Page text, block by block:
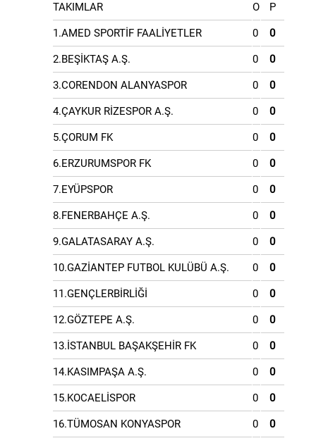
TAKIMLAR O P
1.AMED SPORTİF FAALİYETLER 0 0
2.BEŞİKTAŞ A.Ş. 0 0
3.CORENDON ALANYASPOR 0 0
4.ÇAYKUR RİZESPOR A.Ş. 0 0
5.ÇORUM FK 0 0
6.ERZURUMSPOR FK 0 0
7.EYÜPSPOR 0 0
8.FENERBAHÇE A.Ş. 0 0
9.GALATASARAY A.Ş. 0 0
10.GAZİANTEP FUTBOL KULÜBÜ A.Ş. 0 0
11.GENÇLERBİRLİĞİ 0 0
12.GÖZTEPE A.Ş. 0 0
13.İSTANBUL BAŞAKŞEHİR FK 0 0
14.KASIMPAŞA A.Ş. 0 0
15.KOCAELİSPOR 0 0
16.TÜMOSAN KONYASPOR 0 0